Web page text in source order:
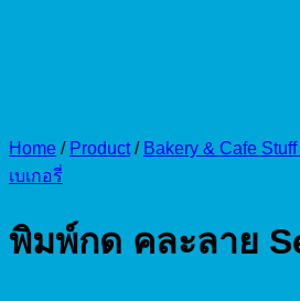
Home / Product / Bakery & Cafe
เบเกอรี่
พิมพ์กด คละลาย